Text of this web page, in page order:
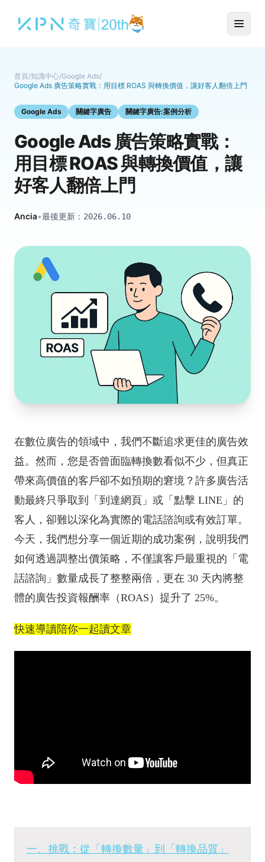
首頁/知識中心/Google Ads/
Google Ads 廣告策略實戰：用目標 ROAS 與轉換價值，讓好客人翻倍上門
Google Ads 關鍵字廣告 關鍵字廣告:案例分析
Google Ads 廣告策略實戰：
用目標 ROAS 與轉換價值，讓
好客人翻倍上門
Ancia•最後更新： 2026.06.10
在數位廣告的領域中，我們不斷追求更佳的廣告效
益。然而，您是否曾面臨轉換數看似不少，但真正
帶來高價值的客戶卻不如預期的窘境？許多廣告活
動最終只爭取到「到達網頁」或「點擊 LINE」的
客人，卻難以深化為實際的電話諮詢或有效訂單。
今天，我們想分享一個近期的成功案例，說明我們
如何透過調整出價策略，不僅讓客戶最重視的「電
話諮詢」數量成長了整整兩倍，更在 30 天內將整
體的廣告投資報酬率（ROAS）提升了 25%。
快速導讀陪你一起讀文章
一、挑戰：從「轉換數量」到「轉換品質」